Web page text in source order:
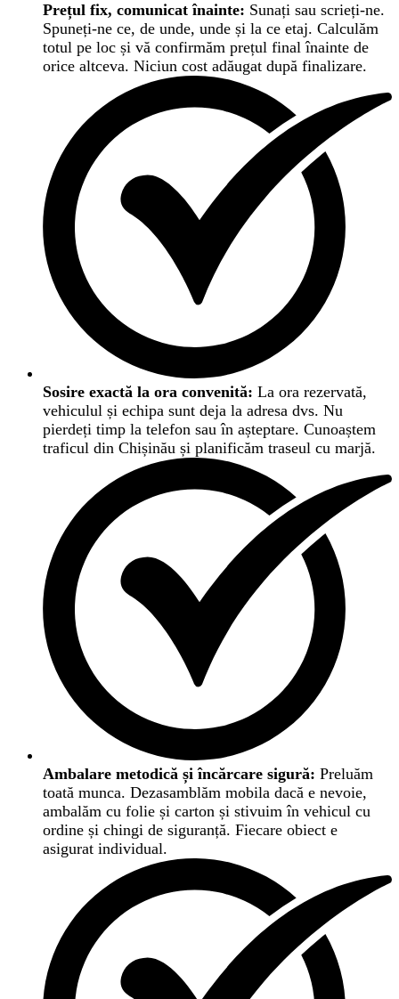
Prețul fix, comunicat înainte: Sunați sau scrieți-ne.
Spuneți-ne ce, de unde, unde și la ce etaj. Calculăm
totul pe loc și vă confirmăm prețul final înainte de
orice altceva. Niciun cost adăugat după finalizare.
Sosire exactă la ora convenită: La ora rezervată,
vehiculul și echipa sunt deja la adresa dvs. Nu
pierdeți timp la telefon sau în așteptare. Cunoaștem
traficul din Chișinău și planificăm traseul cu marjă.
Ambalare metodică și încărcare sigură: Preluăm
toată munca. Dezasamblăm mobila dacă e nevoie,
ambalăm cu folie și carton și stivuim în vehicul cu
ordine și chingi de siguranță. Fiecare obiect e
asigurat individual.